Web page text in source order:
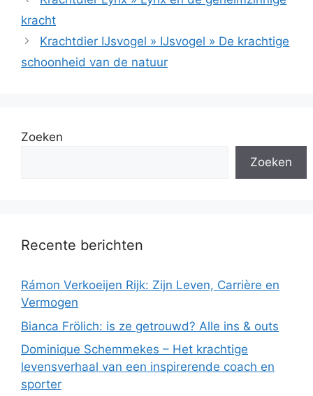
kracht
Krachtdier IJsvogel » IJsvogel » De krachtige
schoonheid van de natuur
Zoeken
Zoeken
Recente berichten
Rámon Verkoeijen Rijk: Zijn Leven, Carrière en
Vermogen
Bianca Frölich: is ze getrouwd? Alle ins & outs
Dominique Schemmekes – Het krachtige
levensverhaal van een inspirerende coach en
sporter